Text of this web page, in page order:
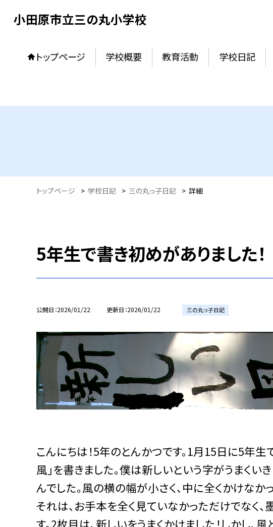
小田原市立三の丸小学校
トップページ 学校概要 教育活動 学校日記
トップページ > 学校日記 > 三の丸っ子日記 > 詳細
5年生で書き初めがありました！
公開日 2026/01/22 更新日 2026/01/22 三の丸っ子日記
こんにちは！5年のとんかつです。1月15日に5年生
風」を書きました。僕は新しいという字がうまくい
んでした。風の横の幅が小さく、中に全くかけなか
それは、お手本を全く見ていなかっただけでなく
す。2枚目は、新しいをうまくかけました！しかし、風